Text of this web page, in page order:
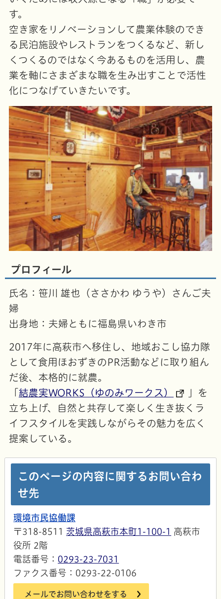
す。
空き家をリノベーションして農業体験のでき
る民泊施設やレストランをつくるなど、新し
くつくるのではなく今あるものを活用し、農
業を軸にさまざまな職を生み出すことで活性
化につなげていきたいです。
プロフィール
氏名：笹川 雄也（ささかわ ゆうや）さんご夫
婦
出身地：夫婦ともに福島県いわき市
2017年に高萩市へ移住し、地域おこし協力隊
として食用ほおずきのPR活動などに取り組ん
だ後、本格的に就農。
結農実WORKS（ゆのみワークス）
」を
立ち上げ、自然と共存して楽しく生き抜くラ
イフスタイルを実践しながらその魅力を広く
提案している。
このページの内容に関するお問い合わ
せ先
環境市民協働課
〒318-8511 茨城県高萩市本町1-100-1 高萩市
役所 2階
電話番号： 0293-23-7031
ファクス番号：0293-22-0106
メールでお問い合わせをする